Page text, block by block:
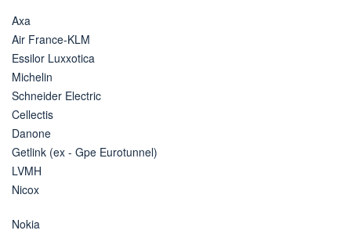
Axa
Air France-KLM
Essilor Luxxotica
Michelin
Schneider Electric
Cellectis
Danone
Getlink (ex - Gpe Eurotunnel)
LVMH
Nicox
Nokia